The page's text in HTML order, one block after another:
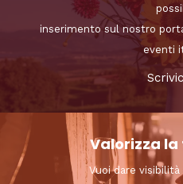
inserimento sul nostro
eventi
Valorizza
Vuoi dare visibilità